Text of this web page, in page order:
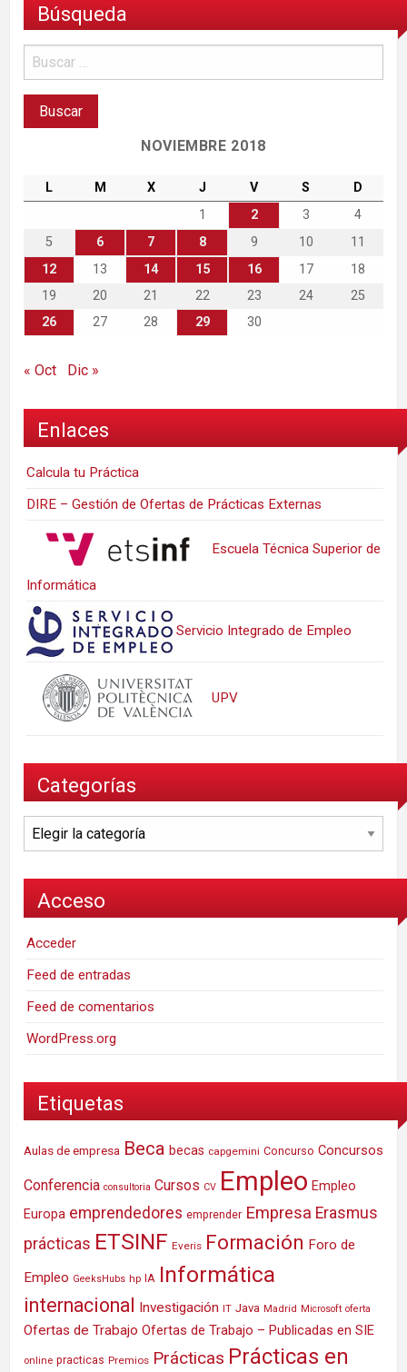
Búsqueda
NOVIEMBRE 2018
L M X J V S
D
1
2 3
4
5
6 7 8 9 10
11
12
13 14 15 16 17
18
19
20 21 22 23 24
25
26
27 28 29 30
« Oct Dic »
Enlaces
Calcula tu Práctica
DIRE – Gestión de Ofertas de Prácticas Externas
Escuela Técnica Superior de
Informática
Servicio Integrado de Empleo
UPV
Categorías
Categorías
Acceso
Acceder
Feed de entradas
Feed de comentarios
WordPress.org
Etiquetas
Aulas de empresa Beca becas capgemini Concurso Concursos
Conferencia consultoria Cursos CV Empleo Empleo
Europa emprendedores emprender Empresa Erasmus
prácticas ETSINF Everis Formación Foro de
Empleo GeeksHubs hp IA Informática
internacional Investigación IT Java Madrid Microsoft oferta
Ofertas de Trabajo Ofertas de Trabajo – Publicadas en SIE
online practicas Premios Prácticas Prácticas en